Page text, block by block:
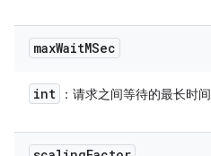
maxWaitMSec
int ：请求之间等待的最长时间